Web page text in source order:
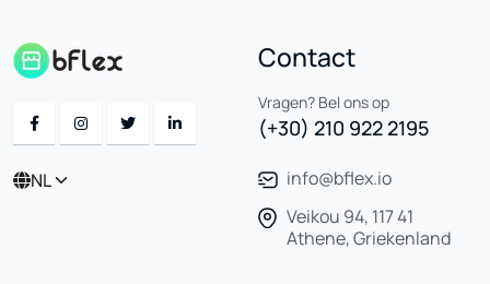
NL
Contact
Vragen? Bel ons op
(+30) 210 922 2195
info@bflex.io
Veikou 94, 117 41
Athene, Griekenland